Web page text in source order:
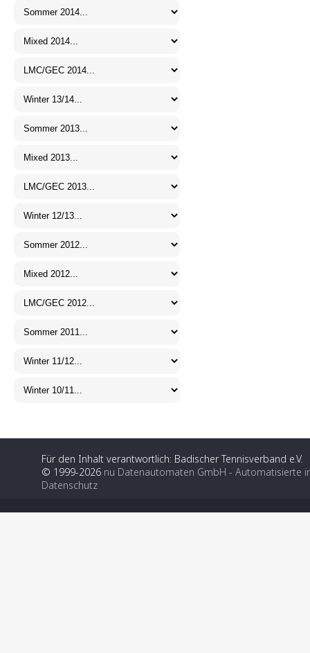
Für den Inhalt verantwortlich: Badischer Tennisverband e.V.
© 1999-2026 nu Datenautomaten GmbH - Automatisierte
Datenschutz